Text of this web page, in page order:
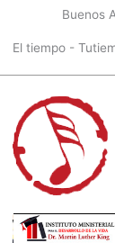
Buenos
El tiempo -